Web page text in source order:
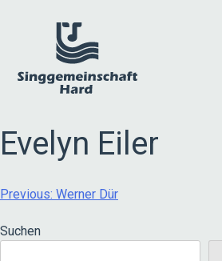
Evelyn Eiler
Beitragsnavigation
Previous: Werner Dür
Suchen